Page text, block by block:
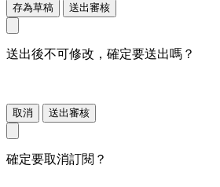
存為草稿 送出審核
送出後不可修改，確定要送出嗎？
取消 送出審核
確定要取消訂閱？